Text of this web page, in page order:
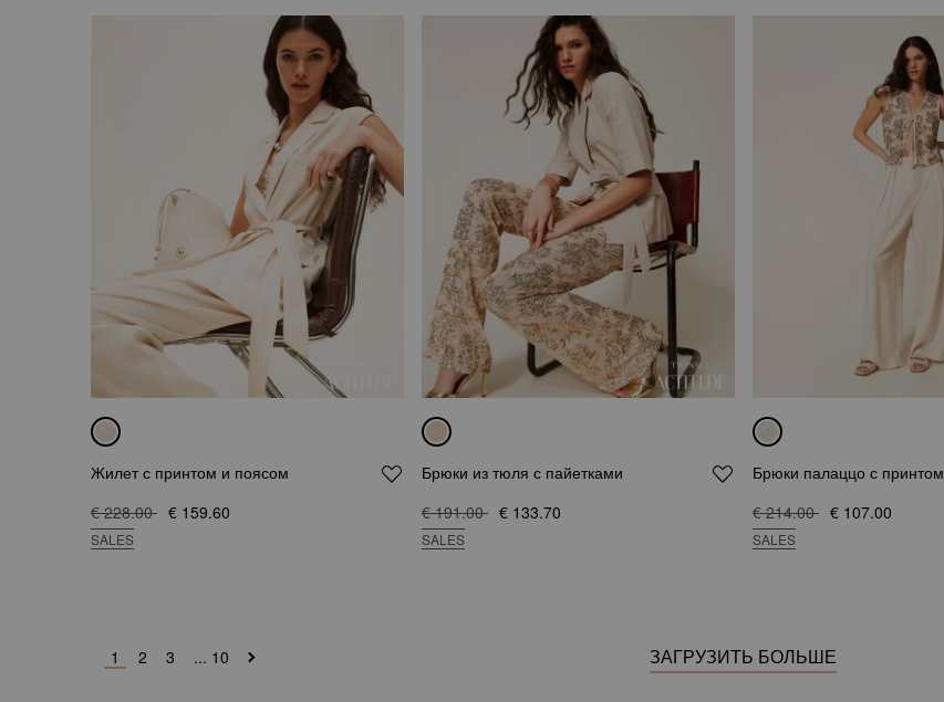
Жилет с принтом и поясом
€ 228.00 € 159.60
SALES
Брюки из тюля с пайетками
€ 191.00 € 133.70
SALES
Брюки палаццо с принтом
€ 214.00 € 107.00
SALES
1 2 3 ... 10 ЗАГРУЗИТЬ БОЛЬШЕ